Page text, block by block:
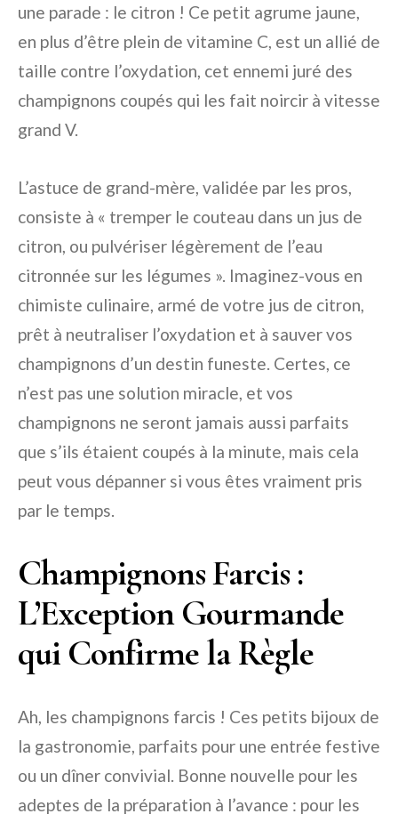
une parade : le citron ! Ce petit agrume jaune,
en plus d’être plein de vitamine C, est un allié de
taille contre l’oxydation, cet ennemi juré des
champignons coupés qui les fait noircir à vitesse
grand V.
L’astuce de grand-mère, validée par les pros,
consiste à « tremper le couteau dans un jus de
citron, ou pulvériser légèrement de l’eau
citronnée sur les légumes ». Imaginez-vous en
chimiste culinaire, armé de votre jus de citron,
prêt à neutraliser l’oxydation et à sauver vos
champignons d’un destin funeste. Certes, ce
n’est pas une solution miracle, et vos
champignons ne seront jamais aussi parfaits
que s’ils étaient coupés à la minute, mais cela
peut vous dépanner si vous êtes vraiment pris
par le temps.
Champignons Farcis :
L’Exception Gourmande
qui Confirme la Règle
Ah, les champignons farcis ! Ces petits bijoux de
la gastronomie, parfaits pour une entrée festive
ou un dîner convivial. Bonne nouvelle pour les
adeptes de la préparation à l’avance : pour les